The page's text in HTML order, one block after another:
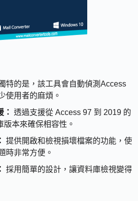
特的是，該工具會自動偵測Access
使用者的麻煩。
透過支援從 Access 97 到 2019 的
版本來確保相容性。
提供開啟和檢視損壞檔案的功能，使
時非常方便。
採用簡單的設計，讓資料庫檢視變得